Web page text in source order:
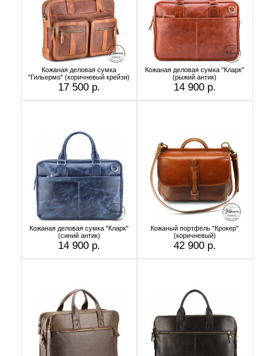
Кожаная деловая сумка
"Гильермо" (коричневый крейзи)
17 500 р.
Кожаная деловая сумка "Кларк"
(рыжий антик)
14 900 р.
Кожаная деловая сумка "Кларк"
(синий антик)
14 900 р.
Кожаный портфель "Крокер"
(коричневый)
42 900 р.